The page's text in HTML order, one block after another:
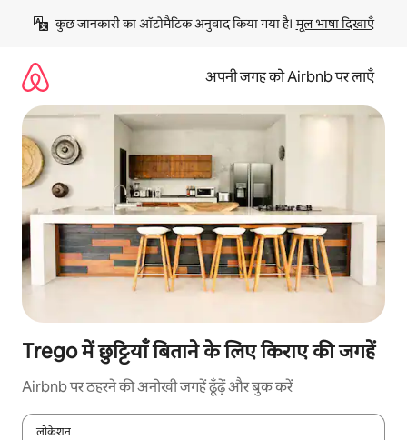
छोड़कर
कॉन्टेंट
कुछ जानकारी का ऑटोमैटिक अनुवाद किया गया है। मूल भाषा दिखाएँ
अपनी जगह को Airbnb पर लाएँ
Trego में छुट्टियाँ बिताने के लिए किराए की जगहें
Airbnb पर ठहरने की अनोखी जगहें ढूँढ़ें और बुक करें
लोकेशन